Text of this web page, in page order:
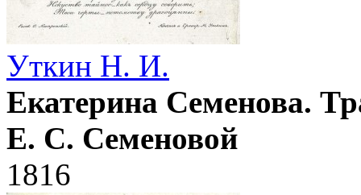
Уткин Н. И.
Екатерина Семенова.
Е. С. Семеновой
1816